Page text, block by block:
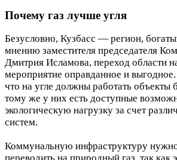
Почему газ лучше угля
Безусловно, Кузбасс — регион,
мнению заместителя председателя
Дмитрия Исламова, переход области
мероприятие оправданное и
что на угле должны работать объекты
тому же у них есть доступные
экологическую нагрузку за счет
систем.
Коммунальную инфраструктуру